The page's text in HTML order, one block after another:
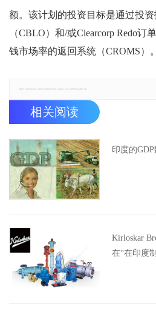
额。该计划的投资目标是通过投
（CBLO）和/或Clearcorp Redo订
钱市场率的返回系统（CROMS）。
相关阅读
印度的GDP
Kirloskar
在“在印度